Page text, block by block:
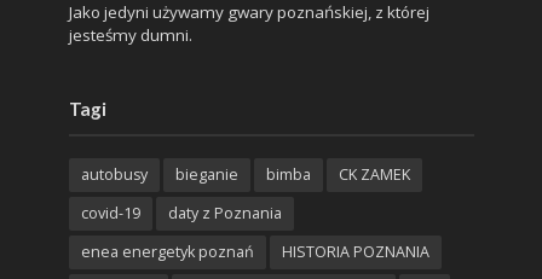
Jako jedyni używamy gwary poznańskiej, z której
jesteśmy dumni.
Tagi
autobusy bieganie bimba
CK ZAMEK
covid-19
daty z Poznania
enea energetyk poznań
HISTORIA POZNANIA